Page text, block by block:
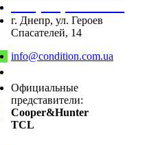
г. Днепр, ул. Героев
Спасателей, 14
info@condition.com.ua
Официальные
представители:
Cooper&Hunter
TCL